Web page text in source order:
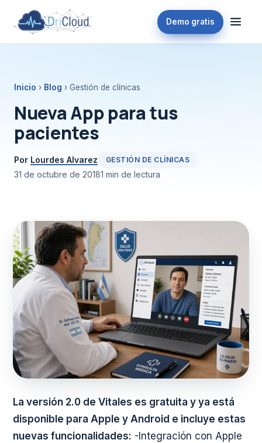
Demo gratis
Inicio › Blog › Gestión de clínicas
Nueva App para tus
pacientes
Por Lourdes Alvarez GESTIÓN DE CLÍNICAS
31 de octubre de 20181 min de lectura
La versión 2.0 de Vitales es gratuita y ya está
disponible para Apple y Android e incluye estas
nuevas funcionalidades: -Integración con Apple